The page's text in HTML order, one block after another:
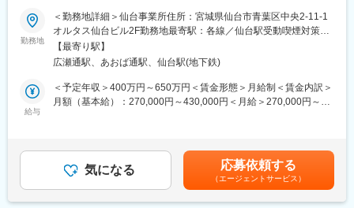
修の合間の期間は配属先でのOJTにてキャッチアップいただきま
す。
■長期就業できる環境：
ん
・手当：住宅手当、家族手当、育英一時支援金など充実
同社は「医療事故1/100 健康寿命100年への貢献」という理念に
沿った製品ラインナップを持っており、医療従事者の不足が顕著
な地域医療や、医療に携わる方々が安心して患者様に向き合える
◆医薬品卸・医療業界で培った経験を「経営支援・コンサルティ
ング型営業」へ昇華できるポジション
◆単なる物売りではなく、薬局・医療機関の経営課題に真正面か
ら向き合い、地域医療を支える実感を得られる仕事
■業務内容
医薬品を取り扱う薬局や医療機関に対し、当社の薬局経営サポー
トシステムや各種支援サービスを提案いただきます。
化・安定化を実現するのが当社のサービスです。
勤務地
＜勤務地詳細＞仙台事業所住所：宮城県仙台市青葉区中央2-11-1
オルタス仙台ビル2F勤務地最寄駅：各線／仙台駅受動喫煙対策：
屋内全面禁煙変更の範囲：会社の定める事業所（リモートワーク
含む）
【最寄り駅】
広瀬通駅、あおば通駅、仙台駅(地下鉄)
給与
＜予定年収＞400万円～650万円＜賃金形態＞月給制＜賃金内訳＞
月額（基本給）：270,000円～430,000円＜月給＞270,000円～
り、選考を通じて上下する可能性があります。月給(月額)は固定手
当を含めた表記です。
気になる 応募依頼する
（エージェントサービス）